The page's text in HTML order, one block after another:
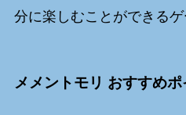
分に楽しむことができるゲ
メメントモリ おすすめポ